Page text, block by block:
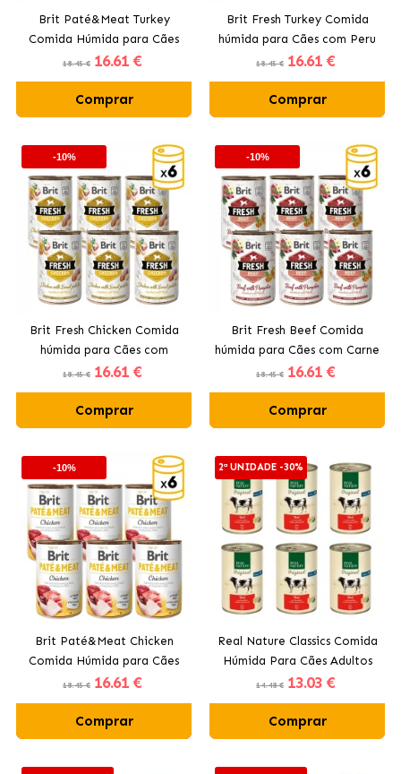
Brit Paté&Meat Turkey
Comida Húmida para Cães
com Peru
18.45 € 16.61 €
Comprar
Brit Fresh Turkey Comida
húmida para Cães com Peru
e Ervilhas
18.45 € 16.61 €
Comprar
-10%
Brit Fresh Chicken Comida
húmida para Cães com
Frango e Batata Doce
18.45 € 16.61 €
Comprar
-10%
Brit Fresh Beef Comida
húmida para Cães com Carne
de Vaca e Abóbora
18.45 € 16.61 €
Comprar
-10%
Brit Paté&Meat Chicken
Comida Húmida para Cães
com Frango
18.45 € 16.61 €
Comprar
2ª UNIDADE -30%
Real Nature Classics Comida
Húmida Para Cães Adultos
com Carne de Vaca
14.48 € 13.03 €
Comprar